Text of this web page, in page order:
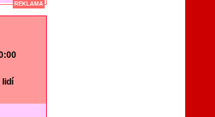
REKLAMA
lidí